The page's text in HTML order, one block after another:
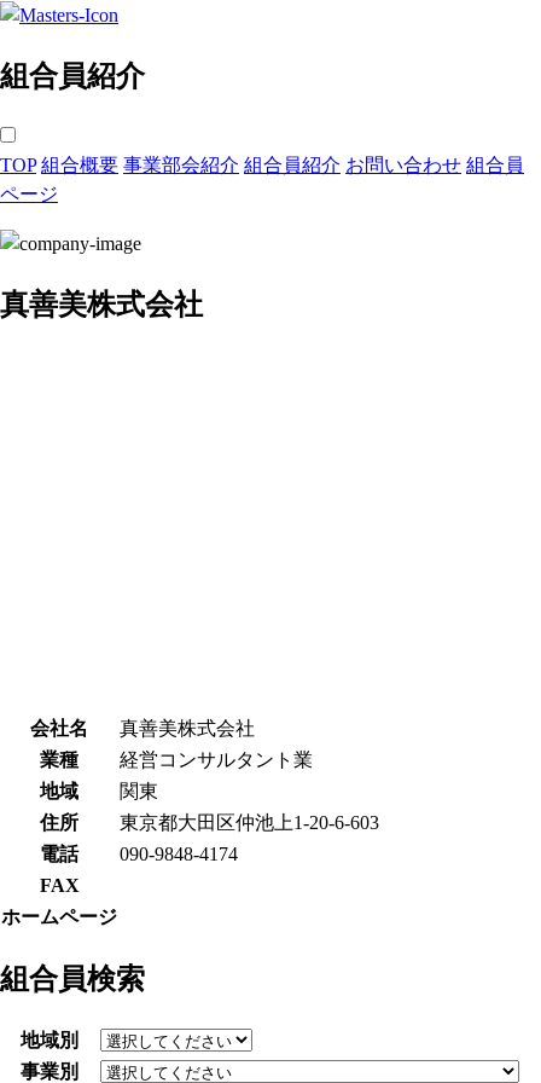
組合員紹介
TOP 組合概要 事業部会紹介 組合員紹介 お問い合わせ 組合員
ページ
真善美株式会社
会社名
真善美株式会社
業種
経営コンサルタント業
地域
関東
住所
東京都大田区仲池上1-20-6-603
電話
090-9848-4174
FAX
ホームページ
組合員検索
地域別
事業別